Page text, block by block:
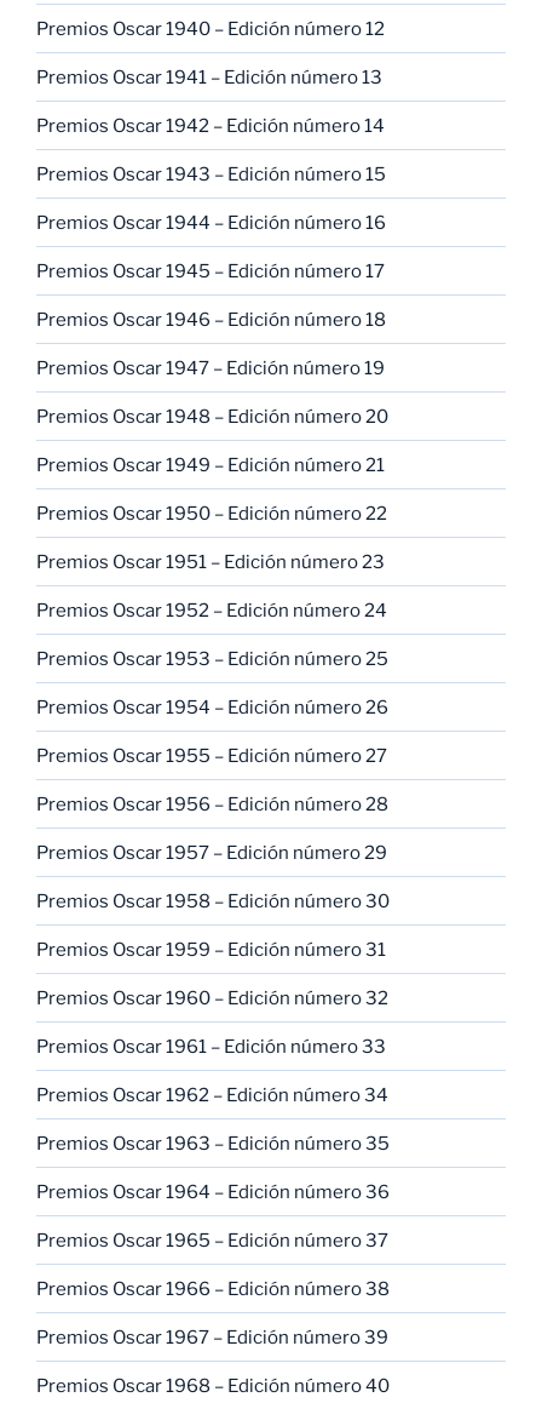
Premios Oscar 1940 – Edición número 12
Premios Oscar 1941 – Edición número 13
Premios Oscar 1942 – Edición número 14
Premios Oscar 1943 – Edición número 15
Premios Oscar 1944 – Edición número 16
Premios Oscar 1945 – Edición número 17
Premios Oscar 1946 – Edición número 18
Premios Oscar 1947 – Edición número 19
Premios Oscar 1948 – Edición número 20
Premios Oscar 1949 – Edición número 21
Premios Oscar 1950 – Edición número 22
Premios Oscar 1951 – Edición número 23
Premios Oscar 1952 – Edición número 24
Premios Oscar 1953 – Edición número 25
Premios Oscar 1954 – Edición número 26
Premios Oscar 1955 – Edición número 27
Premios Oscar 1956 – Edición número 28
Premios Oscar 1957 – Edición número 29
Premios Oscar 1958 – Edición número 30
Premios Oscar 1959 – Edición número 31
Premios Oscar 1960 – Edición número 32
Premios Oscar 1961 – Edición número 33
Premios Oscar 1962 – Edición número 34
Premios Oscar 1963 – Edición número 35
Premios Oscar 1964 – Edición número 36
Premios Oscar 1965 – Edición número 37
Premios Oscar 1966 – Edición número 38
Premios Oscar 1967 – Edición número 39
Premios Oscar 1968 – Edición número 40